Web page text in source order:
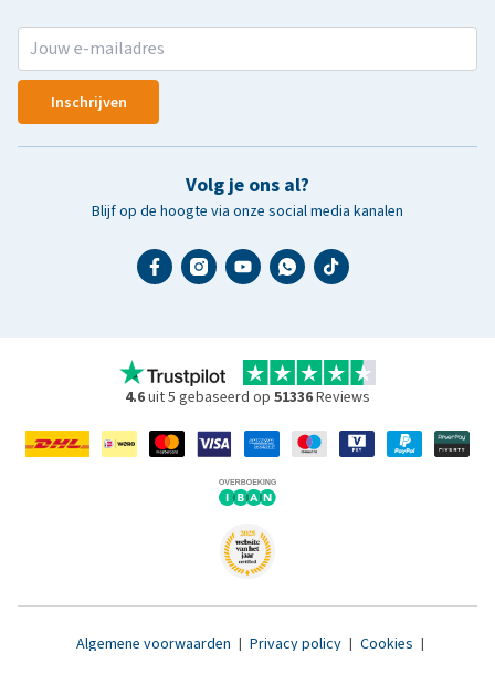
Inschrijven
Volg je ons al?
Blijf op de hoogte via onze social media kanalen
4.6uit 5 gebaseerd op 51336Reviews
Algemene voorwaarden | Privacy policy | Cookies |